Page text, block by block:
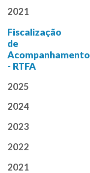
2021
Fiscalização
de
Acompanhamento
- RTFA
2025
2024
2023
2022
2021